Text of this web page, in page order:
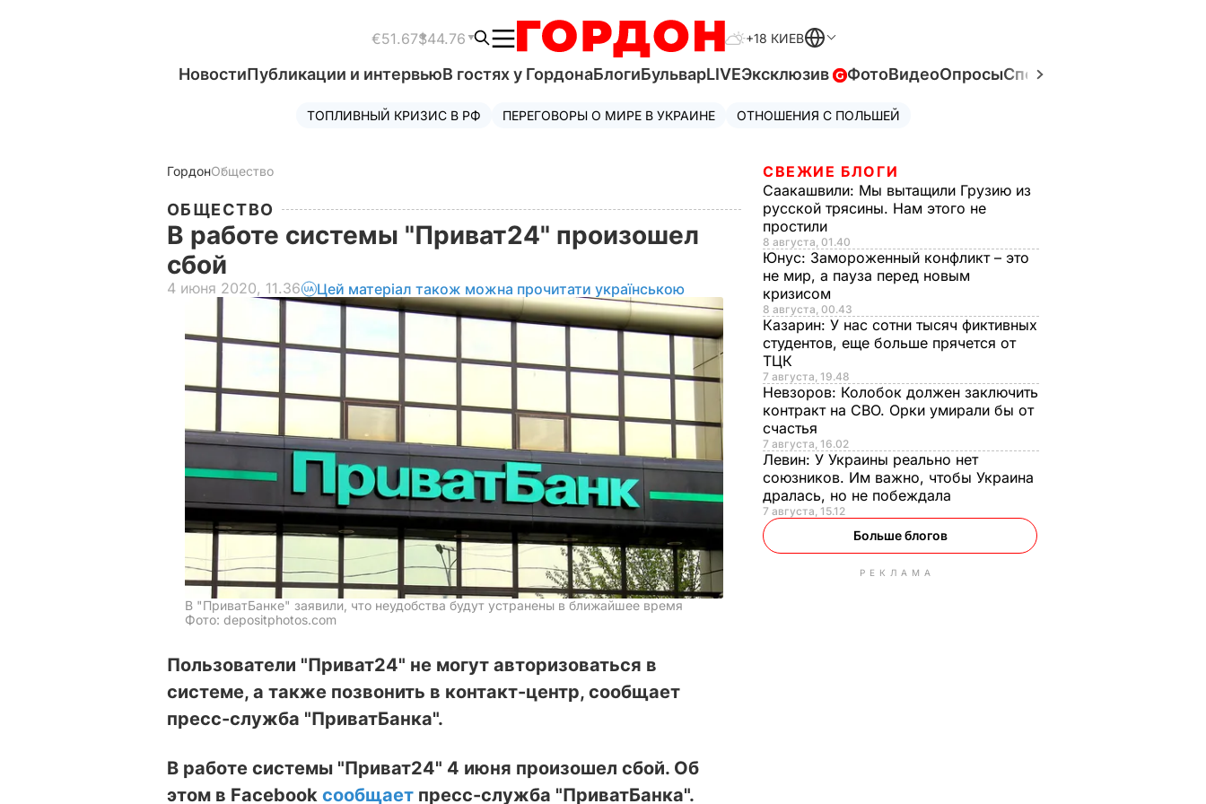
€51.67$44.76 +18 КИЕВ
НовостиПубликации и интервьюВ гостях у ГордонаБлогиБульварLIVEЭксклюзив ФотоВидеоОпросыСпецпроекты
ТОПЛИВНЫЙ КРИЗИС В РФ ПЕРЕГОВОРЫ О МИРЕ В УКРАИНЕ ОТНОШЕНИЯ С ПОЛЬШЕЙ
ГордонОбщество
ОБЩЕСТВО
В работе системы "Приват24" произошел
сбой
4 июня 2020, 11.36 Цей матеріал також можна прочитати українською
В "ПриватБанке" заявили, что неудобства будут устранены в ближайшее время
Фото: depositphotos.com
Пользователи "Приват24" не могут авторизоваться в
системе, а также позвонить в контакт-центр, сообщает
пресс-служба "ПриватБанка".
В работе системы "Приват24" 4 июня произошел сбой. Об
этом в Facebook сообщает пресс-служба "ПриватБанка".
СВЕЖИЕ БЛОГИ
Саакашвили: Мы вытащили Грузию из
русской трясины. Нам этого не
простили
8 августа, 01.40
Юнус: Замороженный конфликт – это
не мир, а пауза перед новым
кризисом
8 августа, 00.43
Казарин: У нас сотни тысяч фиктивных
студентов, еще больше прячется от
ТЦК
7 августа, 19.48
Невзоров: Колобок должен заключить
контракт на СВО. Орки умирали бы от
счастья
7 августа, 16.02
Левин: У Украины реально нет
союзников. Им важно, чтобы Украина
дралась, но не побеждала
7 августа, 15.12
Больше блогов
РЕКЛАМА